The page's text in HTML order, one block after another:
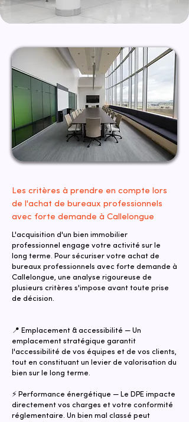
Les critères à prendre en compte lors
de l'achat de bureaux professionnels
avec forte demande à Callelongue
L'acquisition d'un bien immobilier
professionnel engage votre activité sur le
long terme. Pour sécuriser votre achat de
bureaux professionnels avec forte demande à
Callelongue, une analyse rigoureuse de
plusieurs critères s'impose avant toute prise
de décision.
📍 Emplacement & accessibilité — Un
emplacement stratégique garantit
l'accessibilité de vos équipes et de vos clients,
tout en constituant un levier de valorisation du
bien sur le long terme.
⚡ Performance énergétique — Le DPE impacte
directement vos charges et votre conformité
réglementaire. Un bien mal classé peut